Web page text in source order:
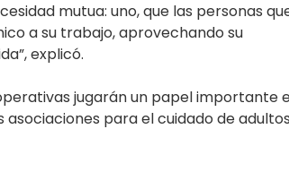
mutua: uno, que las personas
a su trabajo, aprovechando su
explicó.
jugarán un papel importante
para el cuidado de adultos